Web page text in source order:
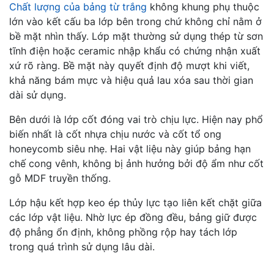
Chất lượng của bảng từ trắng không khung phụ thuộc
lớn vào kết cấu ba lớp bên trong chứ không chỉ nằm ở
bề mặt nhìn thấy. Lớp mặt thường sử dụng thép từ sơn
tĩnh điện hoặc ceramic nhập khẩu có chứng nhận xuất
xứ rõ ràng. Bề mặt này quyết định độ mượt khi viết,
khả năng bám mực và hiệu quả lau xóa sau thời gian
dài sử dụng.
Bên dưới là lớp cốt đóng vai trò chịu lực. Hiện nay phổ
biến nhất là cốt nhựa chịu nước và cốt tổ ong
honeycomb siêu nhẹ. Hai vật liệu này giúp bảng hạn
chế cong vênh, không bị ảnh hưởng bởi độ ẩm như cốt
gỗ MDF truyền thống.
Lớp hậu kết hợp keo ép thủy lực tạo liên kết chặt giữa
các lớp vật liệu. Nhờ lực ép đồng đều, bảng giữ được
độ phẳng ổn định, không phồng rộp hay tách lớp
trong quá trình sử dụng lâu dài.